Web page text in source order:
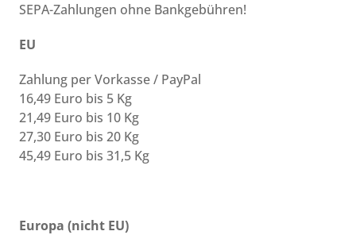
SEPA-Zahlungen ohne Bankgebühren!
EU
Zahlung per Vorkasse / PayPal
16,49 Euro bis 5 Kg
21,49 Euro bis 10 Kg
27,30 Euro bis 20 Kg
45,49 Euro bis 31,5 Kg
Europa (nicht EU)